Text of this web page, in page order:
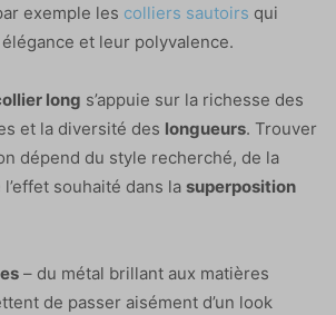
exemple les colliers sautoirs qui
et leur polyvalence.
long s’appuie sur la richesse des
et la diversité des longueurs. Trouver
dépend du style recherché, de la
l’effet souhaité dans la superposition
– du métal brillant aux matières
de passer aisément d’un look